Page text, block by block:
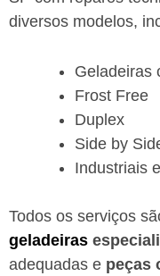
diversos modelos,
Geladeiras
Frost Free
Duplex
Side by
Industriais
Todos os serviços
geladeiras
adequadas e peças